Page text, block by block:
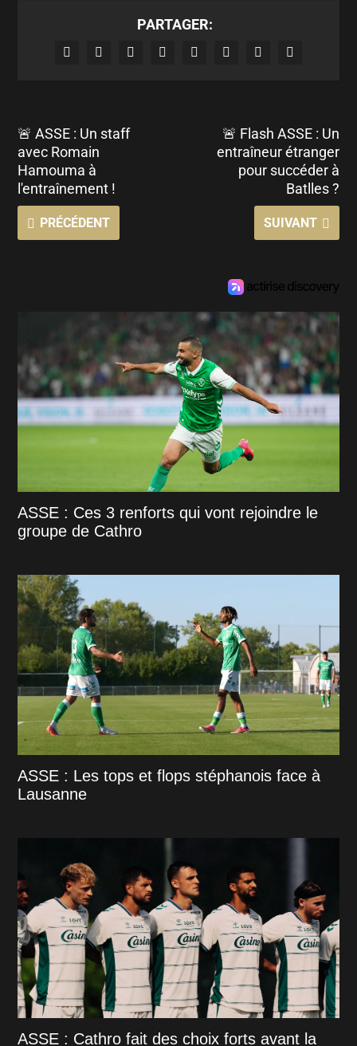
PARTAGER:
🚨 ASSE : Un staff
avec Romain
Hamouma à
l'entraînement !
PRÉCÉDENT
🚨 Flash ASSE : Un
entraîneur étranger
pour succéder à
Batlles ?
SUIVANT
ASSE : Ces 3 renforts qui vont rejoindre le
groupe de Cathro
ASSE : Les tops et flops stéphanois face à
Lausanne
ASSE : Cathro fait des choix forts avant la